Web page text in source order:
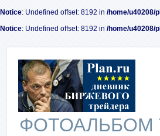
Notice: Undefined offset: 8192 in /home/u40208/
Notice: Undefined offset: 8192 in /home/u40208/
ФОТОАЛЬБОМ